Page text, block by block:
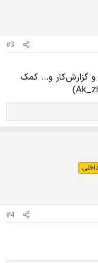
#3
و گزارش‌کار و... کمک
#4